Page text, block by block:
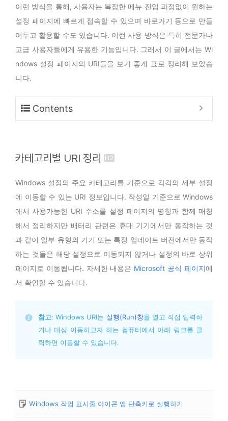
이런 방식을 통해, 사용자는 복잡한 메뉴 진입 과정없이 원하는
설정 페이지에 빠르게 접속할 수 있으며 바로가기 등으로 만들
어두고 활용할 수도 있습니다. 이런 사용 방식은 특히 전문가나
고급 사용자들에게 유용한 기능입니다. 그래서 이 글에서는 Wi
ndows 설정 페이지의 URI들을 보기 좋게 표로 정리해 보았습
니다.
Contents
카테고리별 URI 정리
Windows 설정의 주요 카테고리를 기준으로 각각의 세부 설정
에 이동할 수 있는 URI 정보입니다. 작성일 기준으로 Windows
에서 사용가능한 URI 주소를 설정 페이지의 명칭과 함께 매칭
해서 정리하지만 배터리 관련은 휴대 기기에서만 동작하는 것
과 같이 일부 유형의 기기 또는 특정 업데이트 버전에서만 동작
하는 것들은 해당 설정으로 이동되지 않거나 설정의 바로 상위
페이지로 이동됩니다. 자세한 내용은 Microsoft 공식 페이지에
서 확인할 수 있습니다.
참고: Windows URI는 실행(Run)창을 열고 직접 입력하
거나 대상 이동하고자 하는 컴퓨터에서 아래 링크를 클
릭하면 이동할 수 있습니다.
Windows 작업 표시줄 아이콘 앱 단축키로 실행하기